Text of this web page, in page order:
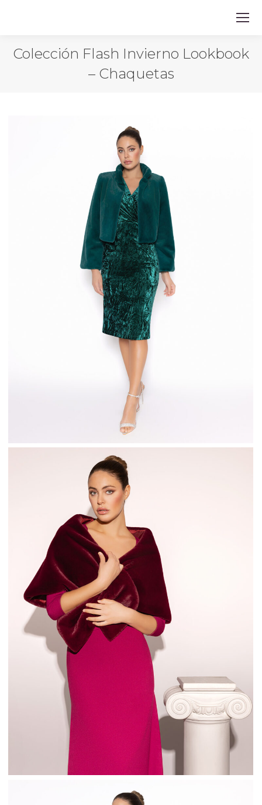
Colección Flash Invierno Lookbook
– Chaquetas